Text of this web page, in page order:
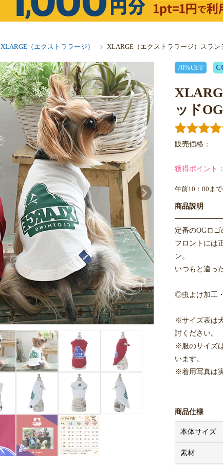
XLARGE（エクストララージ） XLARGE（エクストララージ）スラン
70%OFF
ッド
販売価格：
獲得ポイント：
午前10：00ま
商品説明
定番のOGロゴ
フロントには
ン。
いつもと違っ
◎虫よけ加工
※サイズ表は
討ください。
※服のサイズ
います。
※着用写真は
商品仕様
本体サイズ
素材